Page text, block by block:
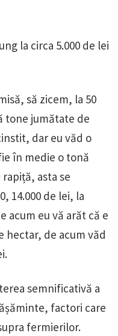
la circa 5.000 de lei
să zicem, la 50
tone jumătate de
dar eu văd o
în medie o tonă
asta se
14.000 de lei, la
acum eu vă arăt că e
hectar, de acum văd
semnificativă a
factori care
fermierilor.